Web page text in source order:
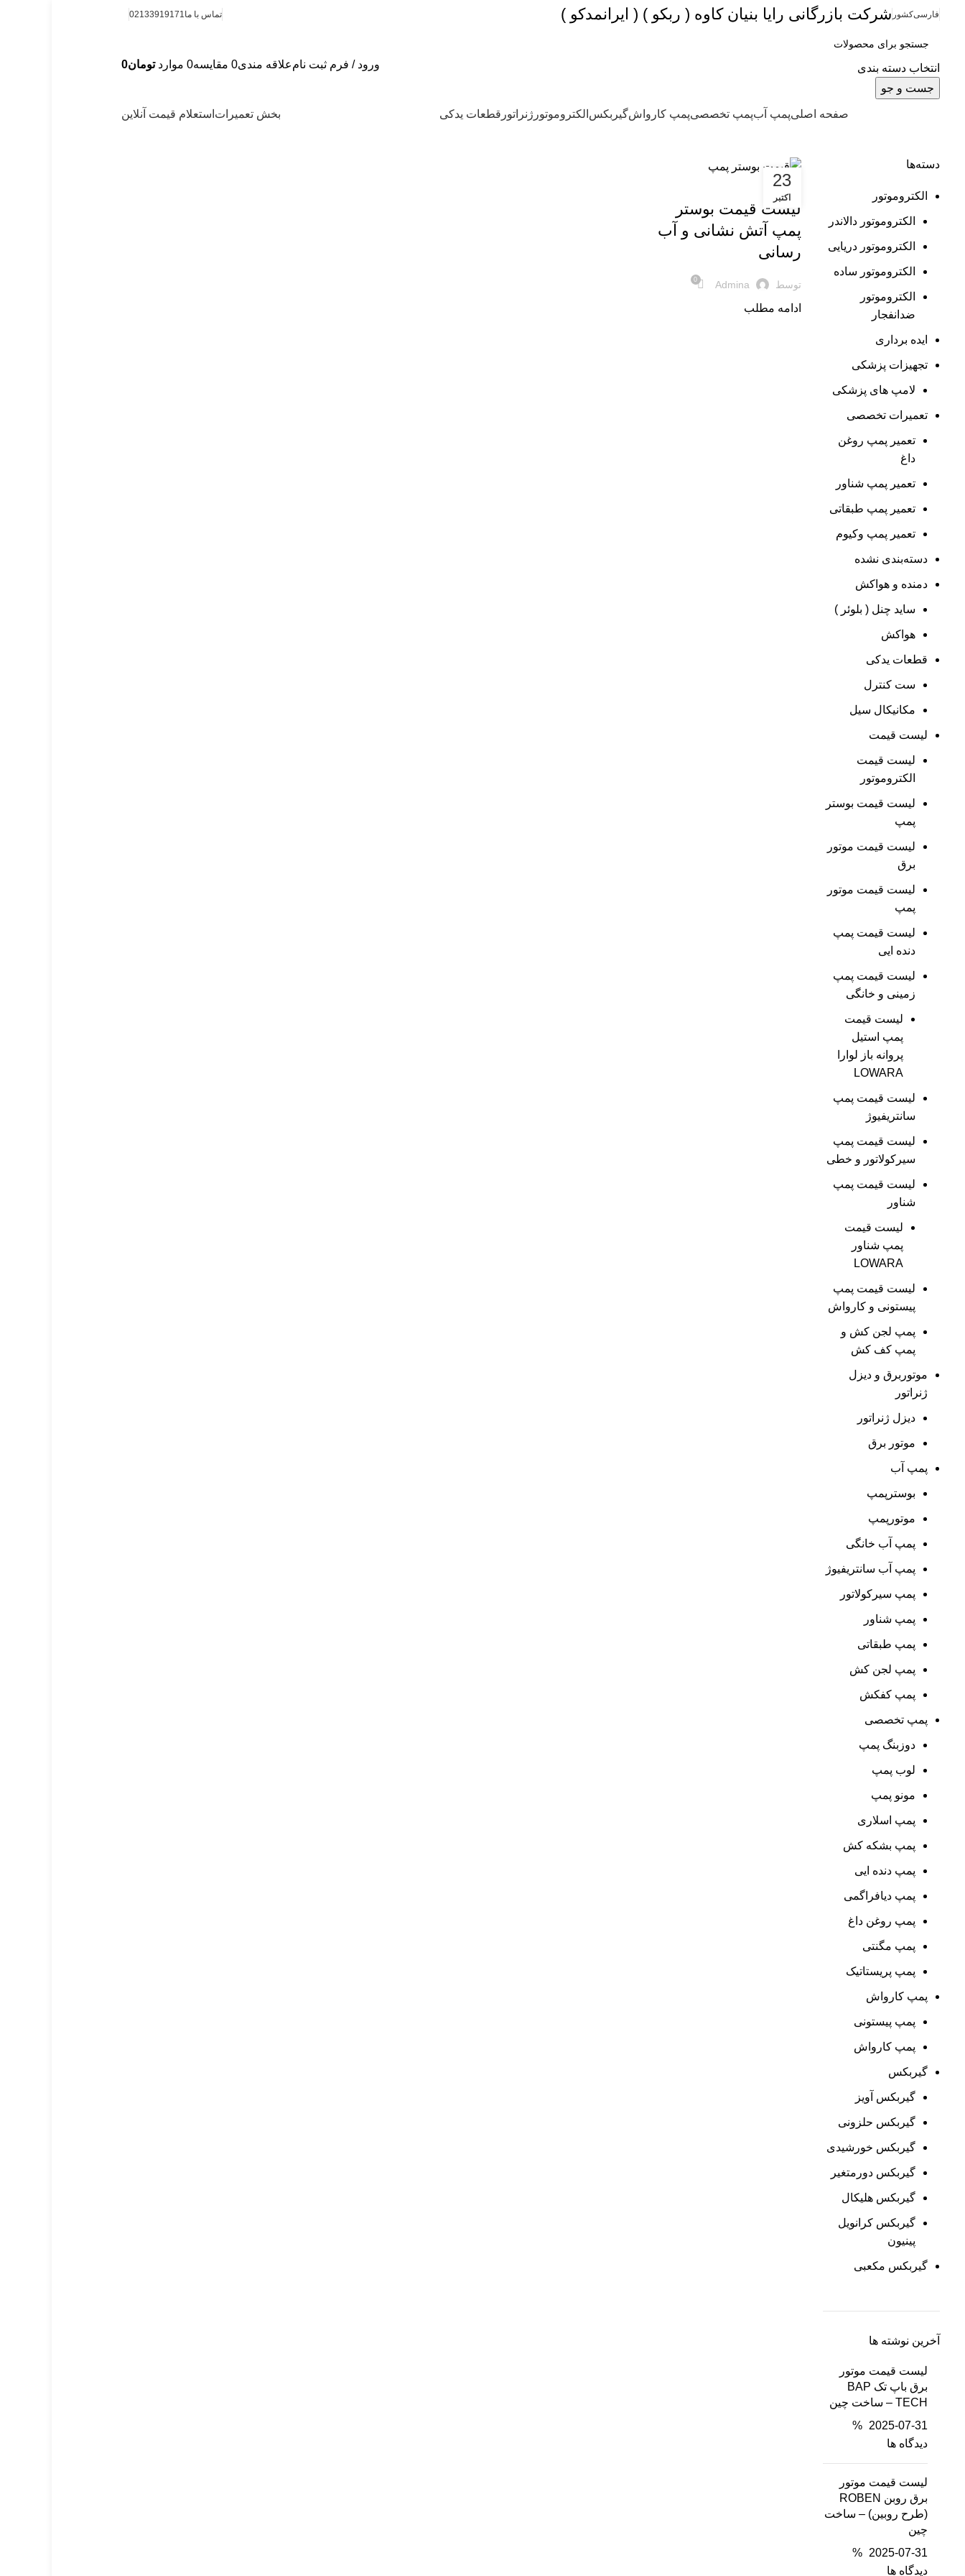
فارسیکشور شرکت بازرگانی رایا بنیان کاوه ( ربکو ) ( ایرانمدکو ) تماس با ما02133919171
انتخاب دسته بندی
جست و جو
ورود / فرم ثبت نامعلاقه مندی0 مقایسه0 موارد تومان0
صفحه اصلیپمپ آبپمپ تخصصیپمپ کارواشگیربکس الکتروموتور ژنراتور قطعات یدکی بخش تعمیرات استعلام قیمت آنلاین
23
اکتبر
لیست قیمت بوستر پمپ
لیست قیمت بوستر
پمپ آتش نشانی و آب
رسانی
توسط Admina
0
ادامه مطلب
دسته‌ها
الکتروموتور
الکتروموتور دالاندر
الکتروموتور دریایی
الکتروموتور ساده
الکتروموتور
ضدانفجار
ایده برداری
تجهیزات پزشکی
لامپ های پزشکی
تعمیرات تخصصی
تعمیر پمپ روغن
داغ
تعمیر پمپ شناور
تعمیر پمپ طبقاتی
تعمیر پمپ وکیوم
دسته‌بندی نشده
دمنده و هواکش
ساید چنل ( بلوئر )
هواکش
قطعات یدکی
ست کنترل
مکانیکال سیل
لیست قیمت
لیست قیمت
الکتروموتور
لیست قیمت بوستر
پمپ
لیست قیمت موتور
برق
لیست قیمت موتور
پمپ
لیست قیمت پمپ
دنده ایی
لیست قیمت پمپ
زمینی و خانگی
ليست قيمت
پمپ استيل
پروانه باز لوارا
LOWARA
لیست قیمت پمپ
سانتریفیوژ
لیست قیمت پمپ
سیرکولاتور و خطی
لیست قیمت پمپ
شناور
لیست قیمت
پمپ شناور
LOWARA
لیست قیمت پمپ
پیستونی و کارواش
پمپ لجن کش و
پمپ کف کش
موتوربرق و دیزل
ژنراتور
دیزل ژنراتور
موتور برق
پمپ آب
بوسترپمپ
موتورپمپ
پمپ آب خانگی
پمپ آب سانتریفیوژ
پمپ سیرکولاتور
پمپ شناور
پمپ طبقاتی
پمپ لجن کش
پمپ کفکش
پمپ تخصصی
دوزبنگ پمپ
لوب پمپ
مونو پمپ
پمپ اسلاری
پمپ بشکه کش
پمپ دنده ایی
پمپ دیافراگمی
پمپ روغن داغ
پمپ مگنتی
پمپ پریستاتیک
پمپ کارواش
پمپ پیستونی
پمپ کارواش
گیربکس
گیربکس آویز
گیربکس حلزونی
گیربکس خورشیدی
گیربکس دورمتغیر
گیربکس هلیکال
گیربکس کرانویل
پینیون
گیربکس مکعبی
آخرین نوشته ها
لیست قیمت موتور
برق باپ تک BAP
TECH – ساخت چین
2025-07-31
%
دیدگاه ها
لیست قیمت موتور
برق روبن ROBEN
(طرح روبین) – ساخت
چین
2025-07-31
%
دیدگاه ها